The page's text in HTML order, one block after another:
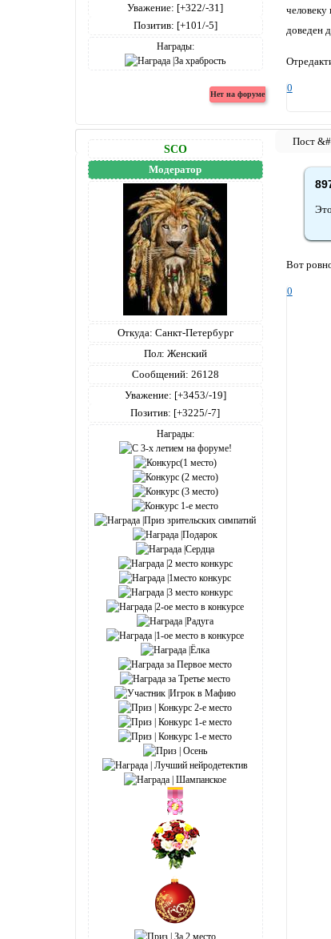
Уважение: [+322/-31]
Позитив: [+101/-5]
Награды:
человеку
доведен
0
SCO
Модератор
Откуда: Санкт-Петербург
Пол: Женский
Сообщений: 26128
Уважение: [+3453/-19]
Позитив: [+3225/-7]
Награды:
Вот
0